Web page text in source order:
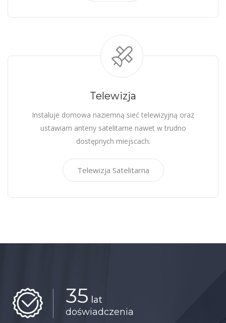
Telewizja
Instaluje domowa naziemną sieć telewizyjną oraz
ustawiam anteny satelitarne nawet w trudno
dostępnych miejscach.
Telewizja Satelitarna
35 lat
doświadczenia